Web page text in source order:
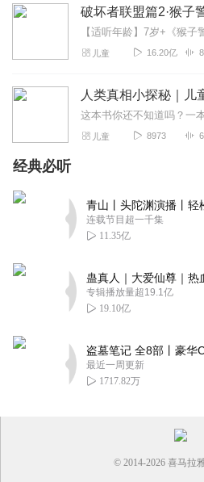
儿童 16.20亿
儿童 8973
经典必听
连载节目超一千集
11.35亿
专辑播放量超19.1亿
19.10亿
最近一周更新
1717.82万
© 2014-2026 喜马拉